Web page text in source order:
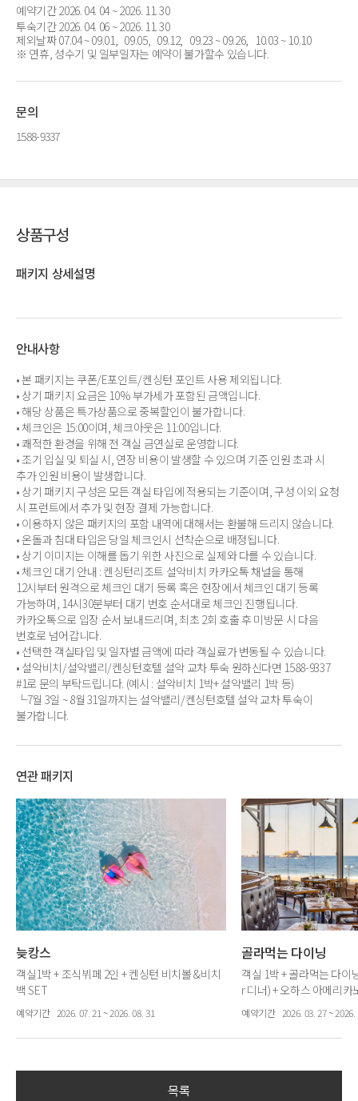
예약기간 2026. 04. 04 ~ 2026. 11. 30
투숙기간 2026. 04. 06 ~ 2026. 11. 30
제외날짜 07.04 ~ 09.01, 09.05, 09.12, 09.23 ~ 09.26, 10.03 ~ 10.10
※ 연휴, 성수기 및 일부일자는 예약이 불가할수 있습니다.
문의
1588-9337
상품구성
패키지 상세설명
안내사항
• 본 패키지는 쿠폰/E포인트/켄싱턴 포인트 사용 제외됩니다.
• 상기 패키지 요금은 10% 부가세가 포함된 금액입니다.
• 해당 상품은 특가상품으로 중복할인이 불가합니다.
• 체크인은 15:00이며, 체크아웃은 11:00입니다.
• 쾌적한 환경을 위해 전 객실 금연실로 운영합니다.
• 조기 입실 및 퇴실 시, 연장 비용이 발생할 수 있으며 기준 인원 초과 시
추가 인원 비용이 발생합니다.
• 상기 패키지 구성은 모든 객실 타입에 적용되는 기준이며, 구성 이외 요청
시 프런트에서 추가 및 현장 결제 가능합니다.
• 이용하지 않은 패키지의 포함 내역에 대해서는 환불해 드리지 않습니다.
• 온돌과 침대 타입은 당일 체크인시 선착순으로 배정됩니다.
• 상기 이미지는 이해를 돕기 위한 사진으로 실제와 다를 수 있습니다.
• 체크인 대기 안내 : 켄싱턴리조트 설악비치 카카오톡 채널을 통해
12시부터 원격으로 체크인 대기 등록 혹은 현장에서 체크인 대기 등록
가능하며, 14시30분부터 대기 번호 순서대로 체크인 진행됩니다.
카카오톡으로 입장 순서 보내드리며, 최초 2회 호출 후 미방문 시 다음
번호로 넘어갑니다.
• 선택한 객실타입 및 일자별 금액에 따라 객실료가 변동될 수 있습니다.
• 설악비치/설악밸리/켄싱턴호텔 설악 교차 투숙 원하신다면 1588-9337
#1로 문의 부탁드립니다. (예시 : 설악비치 1박+ 설악밸리 1박 등)
└7월 3일 ~ 8월 31일까지는 설악밸리/켄싱턴호텔 설악 교차 투숙이
불가합니다.
연관 패키지
늦캉스
객실1박 + 조식뷔페 2인 + 켄싱턴 비치볼 &비치
백 SET
예약기간 2026. 07. 21 ~ 2026. 08. 31
골라먹는 다이닝
객실 1박 + 골라먹는 다이
r 디너) + 오하스 아메리카
예약기간 2026. 03. 27 ~ 2026.
목록